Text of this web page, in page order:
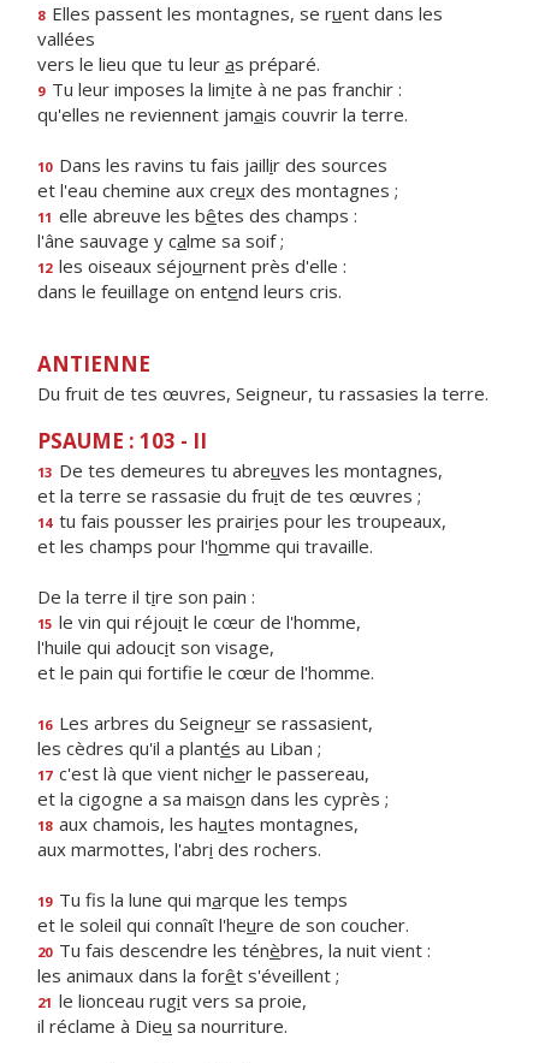
8 Elles passent les montagnes, se ruent dans les
vallées
vers le lieu que tu leur as préparé.
9 Tu leur imposes la limite à ne pas franchir :
qu'elles ne reviennent jamais couvrir la terre.
10 Dans les ravins tu fais jaillir des sources
et l'eau chemine aux creux des montagnes ;
11 elle abreuve les bêtes des champs :
l'âne sauvage y calme sa soif ;
12 les oiseaux séjournent près d'elle :
dans le feuillage on entend leurs cris.
ANTIENNE
Du fruit de tes œuvres, Seigneur, tu rassasies la terre.
PSAUME : 103 - II
13 De tes demeures tu abreuves les montagnes,
et la terre se rassasie du fruit de tes œuvres ;
14 tu fais pousser les prairies pour les troupeaux,
et les champs pour l'homme qui travaille.
De la terre il tire son pain :
15 le vin qui réjouit le cœur de l'homme,
l'huile qui adoucit son visage,
et le pain qui fortife le cœur de l'homme.
16 Les arbres du Seigneur se rassasient,
les cèdres qu'il a plantés au Liban ;
17 c'est là que vient nicher le passereau,
et la cigogne a sa maison dans les cyprès ;
18 aux chamois, les hautes montagnes,
aux marmottes, l'abri des rochers.
19 Tu fis la lune qui marque les temps
et le soleil qui connaît l'heure de son coucher.
20 Tu fais descendre les ténèbres, la nuit vient :
les animaux dans la forêt s'éveillent ;
21 le lionceau rugit vers sa proie,
il réclame à Dieu sa nourriture.